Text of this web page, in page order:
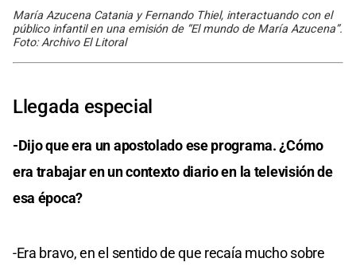
María Azucena Catania y Fernando Thiel, interactuando con el
público infantil en una emisión de “El mundo de María Azucena”.
Foto: Archivo El Litoral
Llegada especial
-Dijo que era un apostolado ese programa. ¿Cómo
era trabajar en un contexto diario en la televisión de
esa época?
-Era bravo, en el sentido de que recaía mucho sobre